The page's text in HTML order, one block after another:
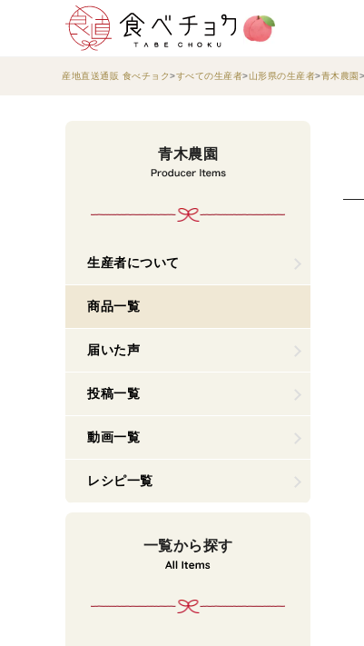
産地直送通販 食べチョク すべての生産者 山形県の生産者 青木農園
青木農園
生産者について
商品一覧
届いた声
投稿一覧
動画一覧
レシピ一覧
一覧から探す